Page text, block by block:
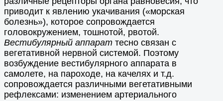
приводит к явлению укачивания («морская
болезнь»), которое сопровождается
головокружением, тошнотой, рвотой.
Вестибулярный аппарат тесно связан с
вегетативной нервной системой. Поэтому
возбуждение вестибулярного аппарата в
самолете, на пароходе, на качелях и т.д.
сопровождается различными вегетативными
рефлексами: изменением артериального